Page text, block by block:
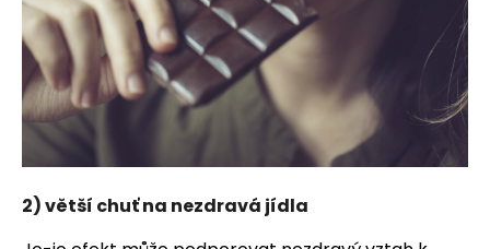
2) větší chuť na nezdravá jídla